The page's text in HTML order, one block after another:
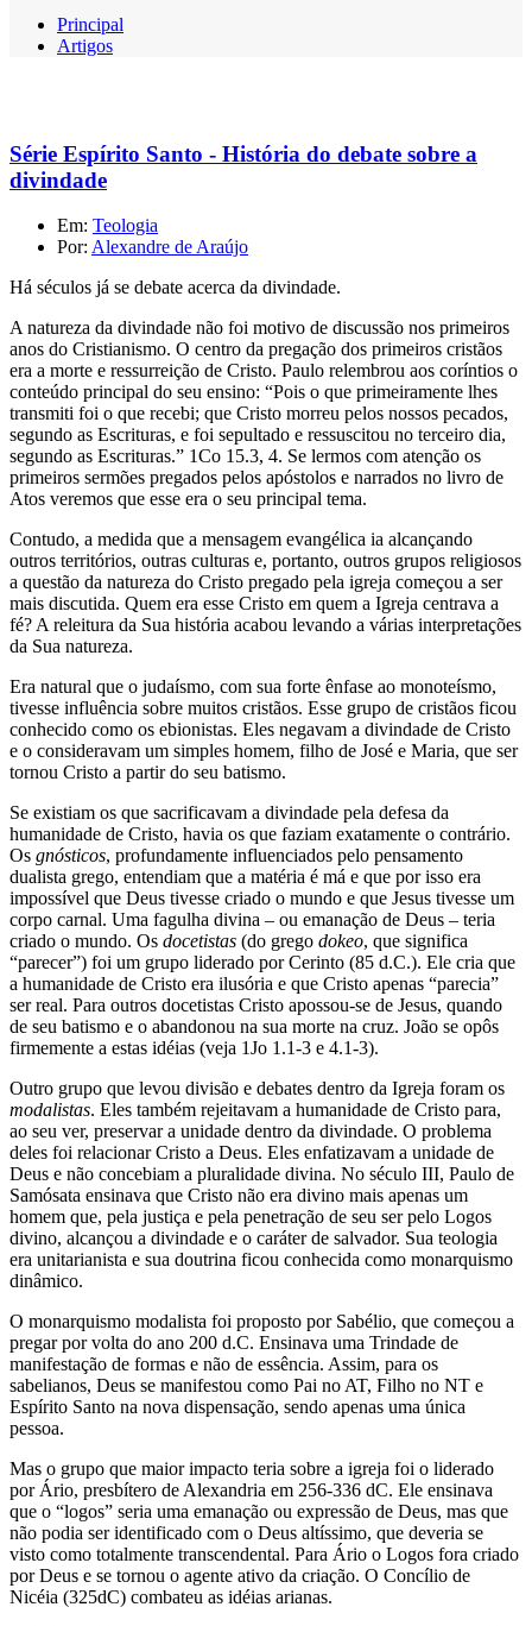
Principal
Artigos
Série Espírito Santo - História do debate sobre a
divindade
Em: Teologia
Por: Alexandre de Araújo
Há séculos já se debate acerca da divindade.
A natureza da divindade não foi motivo de discussão nos primeiros
anos do Cristianismo. O centro da pregação dos primeiros cristãos
era a morte e ressurreição de Cristo. Paulo relembrou aos coríntios o
conteúdo principal do seu ensino: “Pois o que primeiramente lhes
transmiti foi o que recebi; que Cristo morreu pelos nossos pecados,
segundo as Escrituras, e foi sepultado e ressuscitou no terceiro dia,
segundo as Escrituras.” 1Co 15.3, 4. Se lermos com atenção os
primeiros sermões pregados pelos apóstolos e narrados no livro de
Atos veremos que esse era o seu principal tema.
Contudo, a medida que a mensagem evangélica ia alcançando
outros territórios, outras culturas e, portanto, outros grupos religiosos
a questão da natureza do Cristo pregado pela igreja começou a ser
mais discutida. Quem era esse Cristo em quem a Igreja centrava a
fé? A releitura da Sua história acabou levando a várias interpretações
da Sua natureza.
Era natural que o judaísmo, com sua forte ênfase ao monoteísmo,
tivesse influência sobre muitos cristãos. Esse grupo de cristãos ficou
conhecido como os ebionistas. Eles negavam a divindade de Cristo
e o consideravam um simples homem, filho de José e Maria, que ser
tornou Cristo a partir do seu batismo.
Se existiam os que sacrificavam a divindade pela defesa da
humanidade de Cristo, havia os que faziam exatamente o contrário.
Os gnósticos, profundamente influenciados pelo pensamento
dualista grego, entendiam que a matéria é má e que por isso era
impossível que Deus tivesse criado o mundo e que Jesus tivesse um
corpo carnal. Uma fagulha divina – ou emanação de Deus – teria
criado o mundo. Os docetistas (do grego dokeo, que significa
“parecer”) foi um grupo liderado por Cerinto (85 d.C.). Ele cria que
a humanidade de Cristo era ilusória e que Cristo apenas “parecia”
ser real. Para outros docetistas Cristo apossou-se de Jesus, quando
de seu batismo e o abandonou na sua morte na cruz. João se opôs
firmemente a estas idéias (veja 1Jo 1.1-3 e 4.1-3).
Outro grupo que levou divisão e debates dentro da Igreja foram os
modalistas. Eles também rejeitavam a humanidade de Cristo para,
ao seu ver, preservar a unidade dentro da divindade. O problema
deles foi relacionar Cristo a Deus. Eles enfatizavam a unidade de
Deus e não concebiam a pluralidade divina. No século III, Paulo de
Samósata ensinava que Cristo não era divino mais apenas um
homem que, pela justiça e pela penetração de seu ser pelo Logos
divino, alcançou a divindade e o caráter de salvador. Sua teologia
era unitarianista e sua doutrina ficou conhecida como monarquismo
dinâmico.
O monarquismo modalista foi proposto por Sabélio, que começou a
pregar por volta do ano 200 d.C. Ensinava uma Trindade de
manifestação de formas e não de essência. Assim, para os
sabelianos, Deus se manifestou como Pai no AT, Filho no NT e
Espírito Santo na nova dispensação, sendo apenas uma única
pessoa.
Mas o grupo que maior impacto teria sobre a igreja foi o liderado
por Ário, presbítero de Alexandria em 256-336 dC. Ele ensinava
que o “logos” seria uma emanação ou expressão de Deus, mas que
não podia ser identificado com o Deus altíssimo, que deveria se
visto como totalmente transcendental. Para Ário o Logos fora criado
por Deus e se tornou o agente ativo da criação. O Concílio de
Nicéia (325dC) combateu as idéias arianas.